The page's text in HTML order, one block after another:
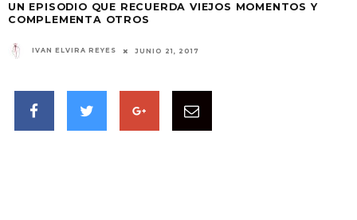
UN EPISODIO QUE RECUERDA VIEJOS MOMENTOS Y
COMPLEMENTA OTROS
IVAN ELVIRA REYES JUNIO 21, 2017